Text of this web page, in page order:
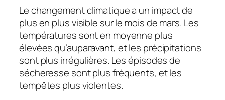
Le changement climatique a un impact de
plus en plus visible sur le mois de mars. Les
températures sont en moyenne plus
élevées qu’auparavant, et les précipitations
sont plus irrégulières. Les épisodes de
sécheresse sont plus fréquents, et les
tempêtes plus violentes.